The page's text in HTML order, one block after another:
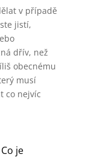
v případě
jistí,
dřív, než
obecnému
musí
co nejvíc
je